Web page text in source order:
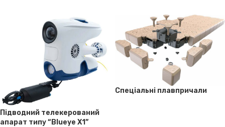
Підводний телекерований
апарат типу “Blueye X1”
Спеціальні плавпричали